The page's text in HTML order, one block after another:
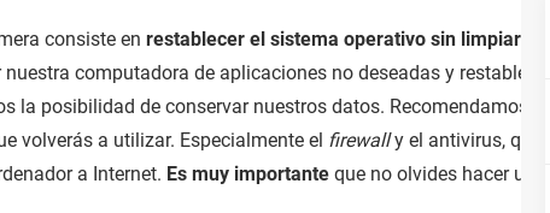
consiste en restablecer el sistema operativo sin limpiar
computadora de aplicaciones no deseadas y
la posibilidad de conservar nuestros datos. Recomendamos
volverás a utilizar. Especialmente el firewally el antivirus, que
a Internet. Es muy importante que no olvides hacer una